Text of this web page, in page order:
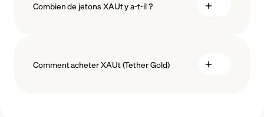
Combien de jetons XAUt y a-t-il ?
Comment acheter XAUt (Tether Gold)